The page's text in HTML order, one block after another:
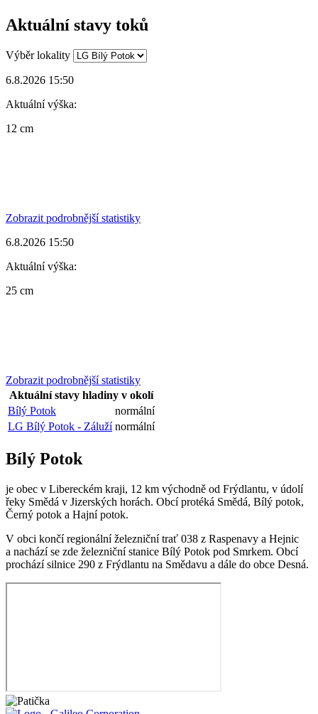
Aktuální stavy toků
Výběr lokality
6.8.2026 15:50
Aktuální výška:
12 cm
Zobrazit podrobnější statistiky
6.8.2026 15:50
Aktuální výška:
25 cm
Zobrazit podrobnější statistiky
Aktuální stavy hladiny v okolí
Bílý Potok
normální
LG Bílý Potok - Záluží normální
Bílý Potok
je obec v Libereckém kraji, 12 km východně od Frýdlantu, v údolí
řeky Smědá v Jizerských horách. Obcí protéká Smědá, Bílý potok,
Černý potok a Hajní potok.
V obci končí regionální železniční trať 038 z Raspenavy a Hejnic
a nachází se zde železniční stanice Bílý Potok pod Smrkem. Obcí
prochází silnice 290 z Frýdlantu na Smědavu a dále do obce Desná.